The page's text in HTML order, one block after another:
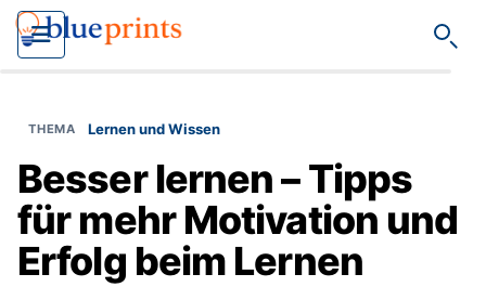
Lernen und Wissen
Besser lernen – Tipps
für mehr Motivation und
Erfolg beim Lernen